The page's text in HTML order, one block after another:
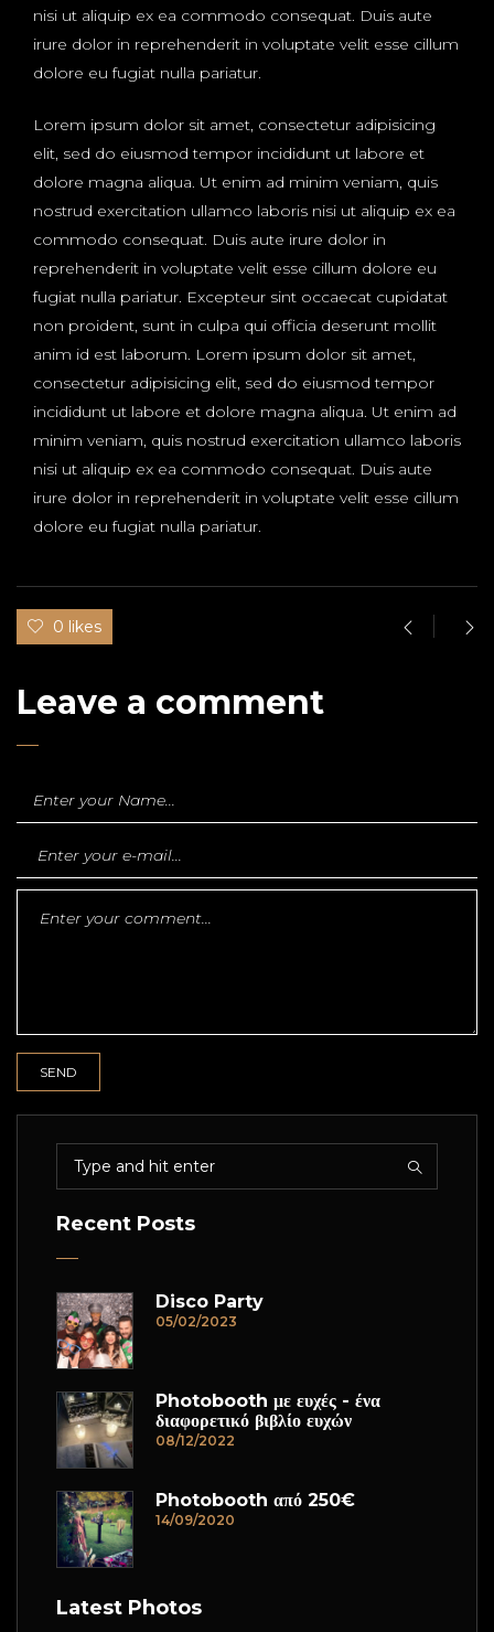
nisi ut aliquip ex ea commodo consequat. Duis aute
irure dolor in reprehenderit in voluptate velit esse cillum
dolore eu fugiat nulla pariatur.
Lorem ipsum dolor sit amet, consectetur adipisicing
elit, sed do eiusmod tempor incididunt ut labore et
dolore magna aliqua. Ut enim ad minim veniam, quis
nostrud exercitation ullamco laboris nisi ut aliquip ex ea
commodo consequat. Duis aute irure dolor in
reprehenderit in voluptate velit esse cillum dolore eu
fugiat nulla pariatur. Excepteur sint occaecat cupidatat
non proident, sunt in culpa qui officia deserunt mollit
anim id est laborum. Lorem ipsum dolor sit amet,
consectetur adipisicing elit, sed do eiusmod tempor
incididunt ut labore et dolore magna aliqua. Ut enim ad
minim veniam, quis nostrud exercitation ullamco laboris
nisi ut aliquip ex ea commodo consequat. Duis aute
irure dolor in reprehenderit in voluptate velit esse cillum
dolore eu fugiat nulla pariatur.
0 likes
Leave a comment
Recent Posts
Disco Party
05/02/2023
Photobooth με ευχές - ένα
διαφορετικό βιβλίο ευχών
08/12/2022
Photobooth από 250€
14/09/2020
Latest Photos